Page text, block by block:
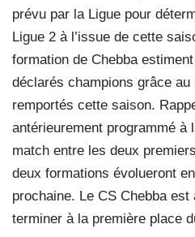
prévu par la Ligue pour
Ligue 2 à l’issue de cette
formation de Chebba
déclarés champions grâce au
remportés cette saison.
antérieurement programmé à
match entre les deux
deux formations évolueront
prochaine. Le CS Chebba
terminer à la première place